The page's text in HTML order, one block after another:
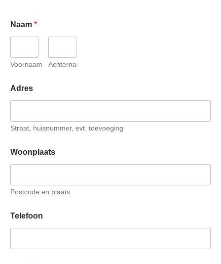
e
r
h
O
n
e
r
e
p
Naam *
Voornaam Achternaam
Adres
Straat, huisnummer, evt. toevoeging
Woonplaats
Postcode en plaats
Telefoon